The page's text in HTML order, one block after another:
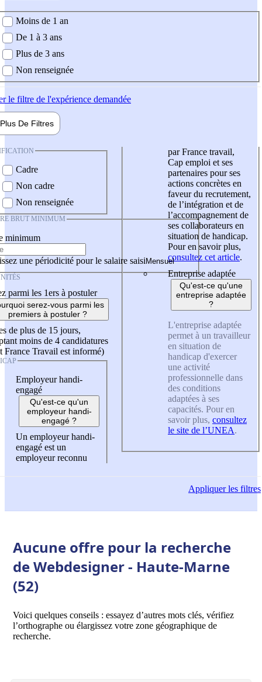
demandée
Moins de 1 an
De 1 à 3 ans
Plus de 3 ans
Non renseignée
le filtre de l'expérience demandée
Plus De Filtres
Cadre
Non cadre
Non renseignée
BRUT MINIMUM
minimum
une périodicité pour le salaire saisi
parmi les 1ers à postuler
serez-vous parmi les
premiers à postuler ?
de plus de 15 jours,
moins de 4 candidatures
France Travail est informé)
Employeur handi-
engagé
Qu'est-ce qu'un
employeur handi-
engagé ?
Un employeur handi-
engagé est un
employeur reconnu
par France travail,
Cap emploi et ses
partenaires pour ses
actions concrètes en
faveur du recrutement,
de l’intégration et de
l’accompagnement de
ses collaborateurs en
situation de handicap.
Pour en savoir plus,
consultez cet article.
Entreprise adaptée
Qu'est-ce qu'une
entreprise adaptée
?
L'entreprise adaptée
permet à un travailleur
en situation de
handicap d'exercer
une activité
professionnelle dans
des conditions
adaptées à ses
capacités. Pour en
savoir plus, consultez
le site de l’UNEA.
Appliquerles filtres
Aucune offre pour la recherche
de Webdesigner - Haute-Marne
(52)
Voici quelques conseils : essayez d’autres mots clés, vérifiez
l’orthographe ou élargissez votre zone géographique de
recherche.